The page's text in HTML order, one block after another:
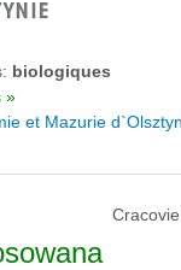
biologiques
»
et Mazurie d`Olsztyn